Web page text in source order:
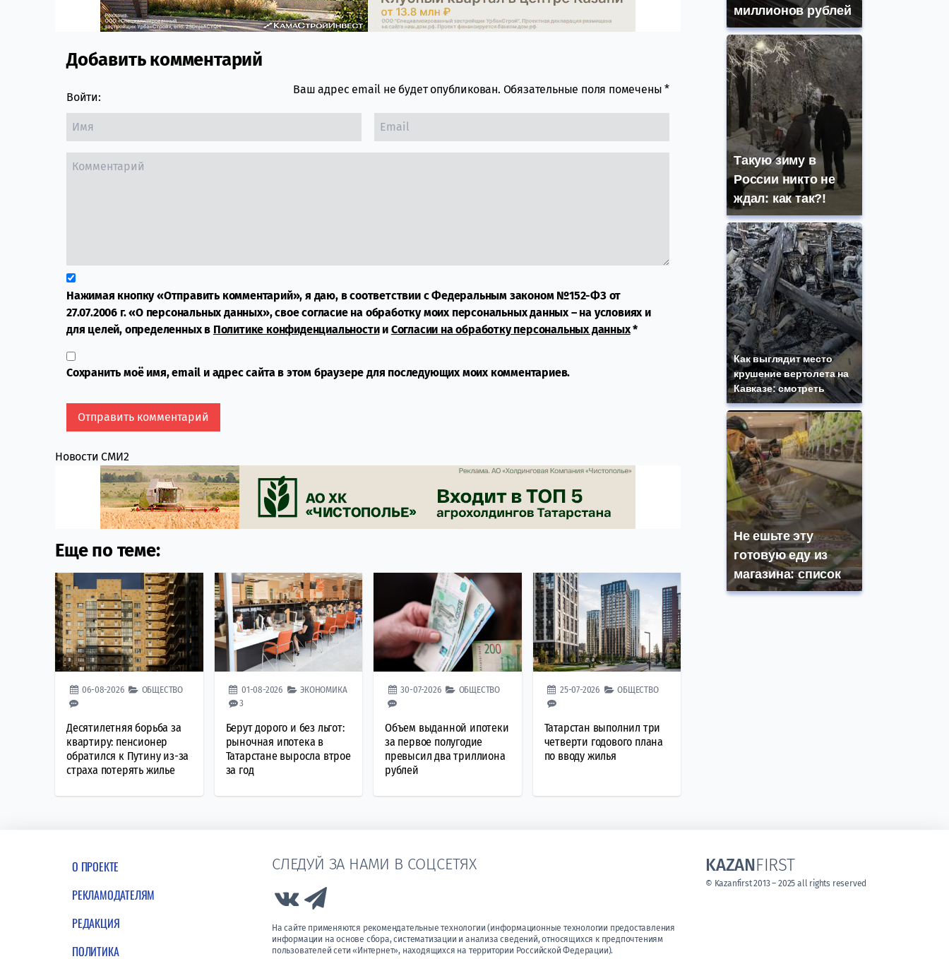
Comment section
Добавить комментарий
Войти:
Ваш адрес email не будет опубликован. Обязательные поля помечены*
Нажимая кнопку «Отправить комментарий», я даю, в соответствии с Федеральным законом №152-ФЗ от
27.07.2006 г. «О персональных данных», свое согласие на обработку моих персональных данных – на условиях и
для целей, определенных в Политике конфиденциальностии Согласии на обработку персональных данных*
Сохранить моё имя, email и адрес сайта в этом браузере для последующих моих комментариев.
Новости СМИ2
Еще по теме:
06-08-2026 ОБЩЕСТВО
Десятилетняя борьба за
квартиру: пенсионер
обратился к Путину из-за
страха потерять жилье
01-08-2026
ЭКОНОМИКА
3
Берут дорого и без льгот:
рыночная ипотека в
Татарстане выросла втрое
за год
30-07-2026 ОБЩЕСТВО
Объем выданной ипотеки
за первое полугодие
превысил два триллиона
рублей
25-07-2026 ОБЩЕСТВО
Татарстан выполнил три
четверти годового плана
по вводу жилья
миллионов рублей
Такую зиму в
России никто не
ждал: как так?!
Как выглядит место
крушение вертолета на
Кавказе: смотреть
Не ешьте эту
готовую еду из
магазина: список
О ПРОЕКТЕ
РЕКЛАМОДАТЕЛЯМ
РЕДАКЦИЯ
ПОЛИТИКА
СЛЕДУЙ ЗА НАМИ В СОЦСЕТЯХ
Link to Vk
На сайте применяются рекомендательные технологии (информационные технологии предоставления
информации на основе сбора, систематизации и анализа сведений, относящихся к предпочтениям
пользователей сети «Интернет», находящихся на территории Российской Федерации).
KAZANFIRST
© Kazanfirst 2013 – 2025 all rights reserved